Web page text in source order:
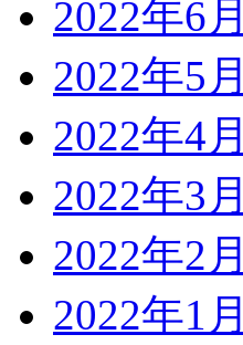
2022年6月
2022年5月
2022年4月
2022年3月
2022年2月
2022年1月